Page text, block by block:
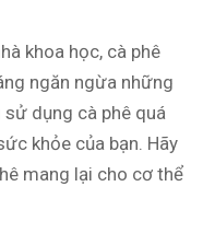
khoa học, cà phê
ngăn ngừa những
dụng cà phê quá
khỏe của bạn. Hãy
mang lại cho cơ thể